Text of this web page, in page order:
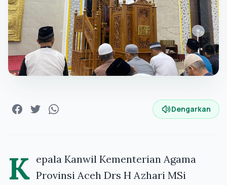
Dengarkan
K epala Kanwil Kementerian Agama
Provinsi Aceh Drs H Azhari MSi